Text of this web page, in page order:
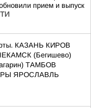
прием и выпуск
КАЗАНЬ КИРОВ
(Бегишево)
ТАМБОВ
ЯРОСЛАВЛЬ